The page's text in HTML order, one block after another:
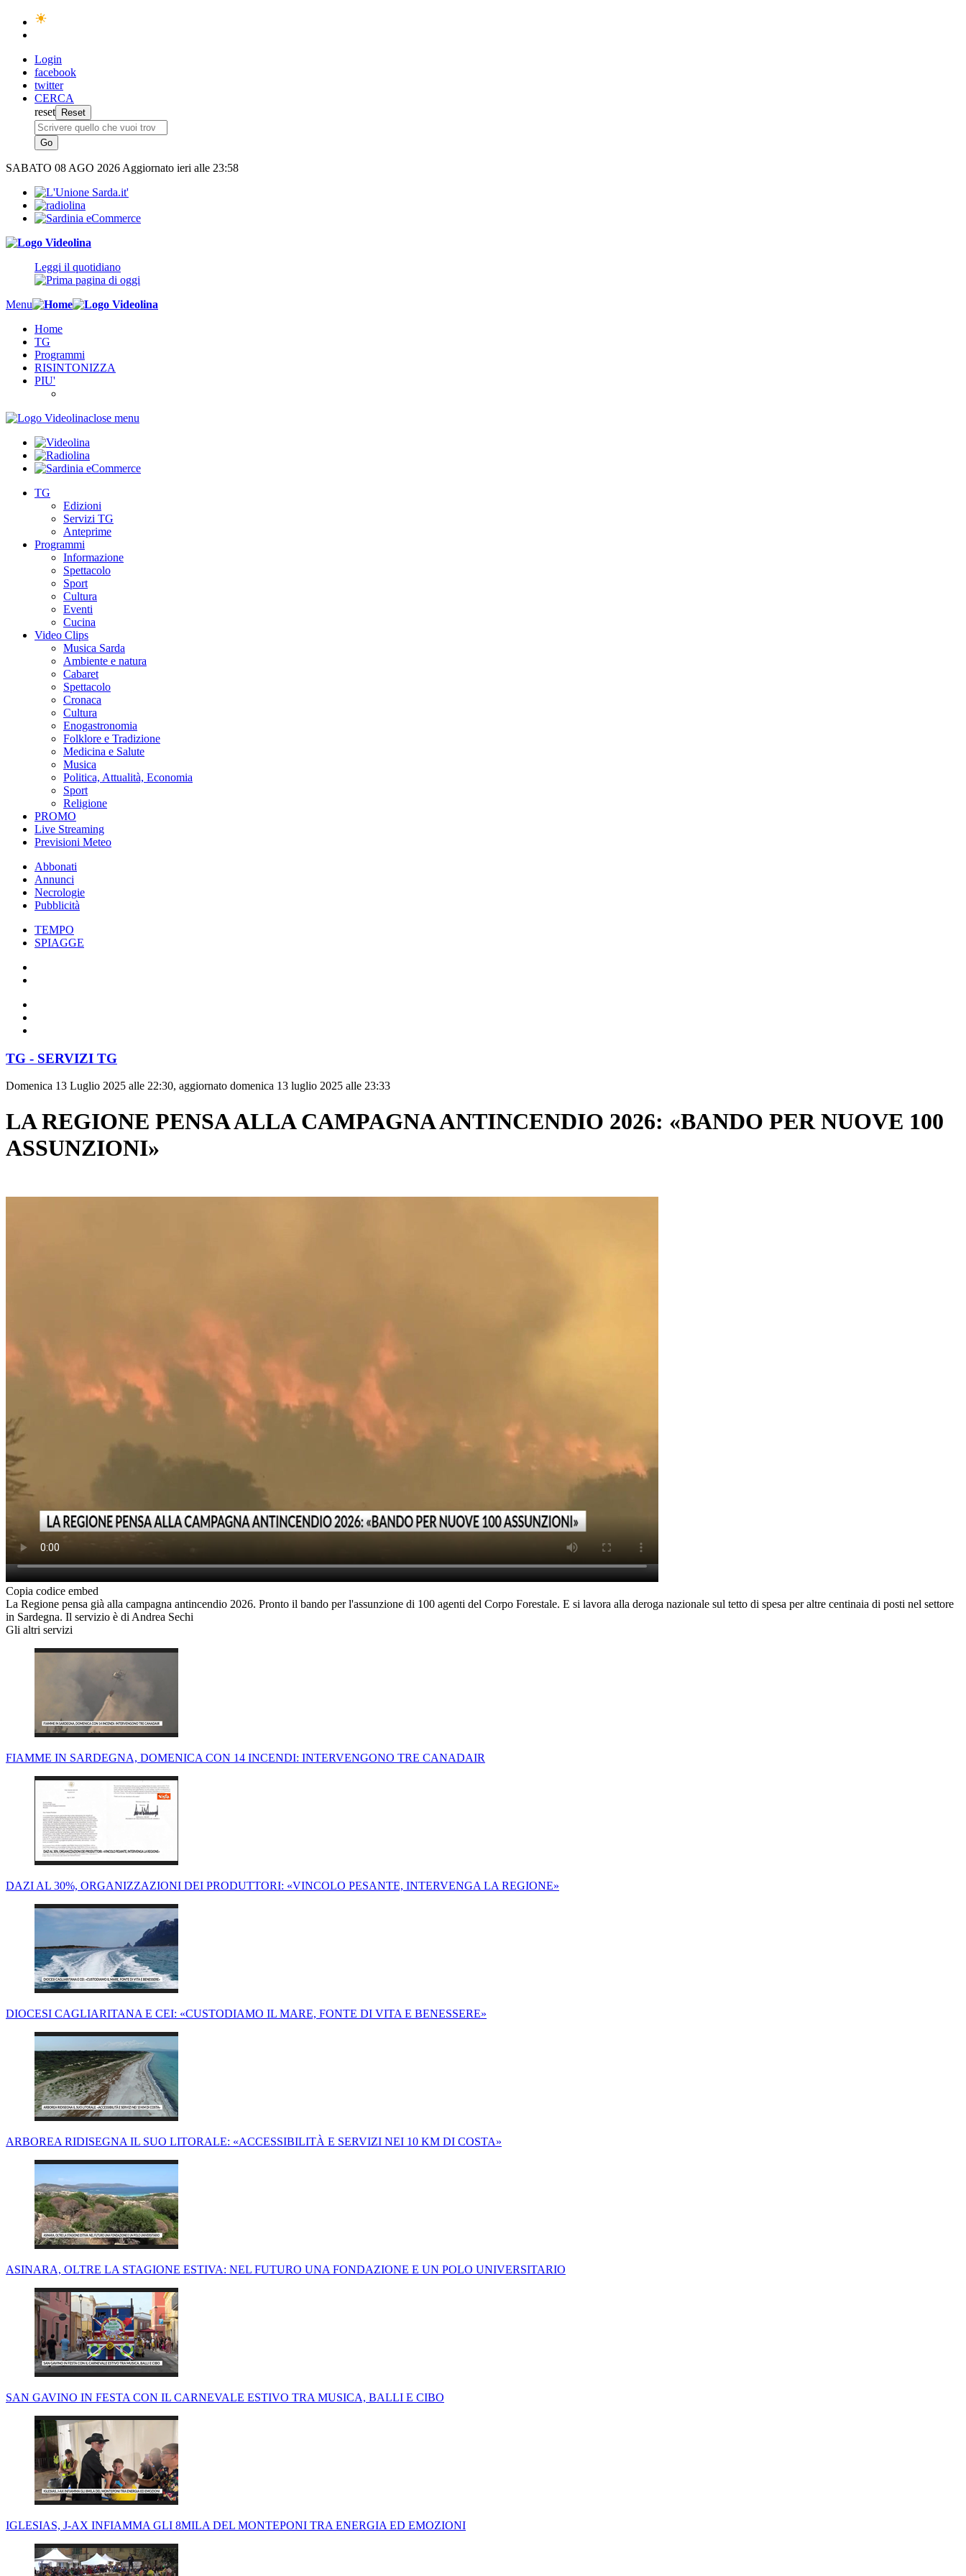
Login
facebook
twitter
CERCA
reset
SABATO 08 AGO 2026 Aggiornato ieri alle 23:58
Leggi il quotidiano
Menu
Home
TG
Programmi
RISINTONIZZA
PIU'
close menu
TG
Edizioni
Servizi TG
Anteprime
Programmi
Informazione
Spettacolo
Sport
Cultura
Eventi
Cucina
Video Clips
Musica Sarda
Ambiente e natura
Cabaret
Spettacolo
Cronaca
Cultura
Enogastronomia
Folklore e Tradizione
Medicina e Salute
Musica
Politica, Attualità, Economia
Sport
Religione
PROMO
Live Streaming
Previsioni Meteo
Abbonati
Annunci
Necrologie
Pubblicità
TEMPO
SPIAGGE
TG - SERVIZI TG
Domenica 13 Luglio 2025 alle 22:30, aggiornato domenica 13 luglio 2025 alle 23:33
LA REGIONE PENSA ALLA CAMPAGNA ANTINCENDIO 2026: «BANDO PER NUOVE 100
ASSUNZIONI»
Copia codice embed
La Regione pensa già alla campagna antincendio 2026. Pronto il bando per l'assunzione di 100 agenti del Corpo Forestale. E si lavora alla deroga nazionale sul tetto di spesa per altre centinaia di posti nel settore
in Sardegna. Il servizio è di Andrea Sechi
Gli altri servizi
FIAMME IN SARDEGNA, DOMENICA CON 14 INCENDI: INTERVENGONO TRE CANADAIR
DAZI AL 30%, ORGANIZZAZIONI DEI PRODUTTORI: «VINCOLO PESANTE, INTERVENGA LA REGIONE»
DIOCESI CAGLIARITANA E CEI: «CUSTODIAMO IL MARE, FONTE DI VITA E BENESSERE»
ARBOREA RIDISEGNA IL SUO LITORALE: «ACCESSIBILITÀ E SERVIZI NEI 10 KM DI COSTA»
ASINARA, OLTRE LA STAGIONE ESTIVA: NEL FUTURO UNA FONDAZIONE E UN POLO UNIVERSITARIO
SAN GAVINO IN FESTA CON IL CARNEVALE ESTIVO TRA MUSICA, BALLI E CIBO
IGLESIAS, J-AX INFIAMMA GLI 8MILA DEL MONTEPONI TRA ENERGIA ED EMOZIONI